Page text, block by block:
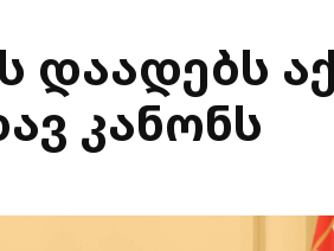
დაადებს
კანონს